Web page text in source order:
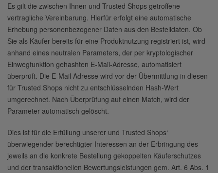
Es gilt die zwischen Ihnen und Trusted Shops getroffene
vertragliche Vereinbarung. Hierfür erfolgt eine automatische
Erhebung personenbezogener Daten aus den Bestelldaten. Ob
Sie als Käufer bereits für eine Produktnutzung registriert ist, wird
anhand eines neutralen Parameters, der per kryptologischer
Einwegfunktion gehashten E-Mail-Adresse, automatisiert
überprüft. Die E-Mail Adresse wird vor der Übermittlung in diesen
für Trusted Shops nicht zu entschlüsselnden Hash-Wert
umgerechnet. Nach Überprüfung auf einen Match, wird der
Parameter automatisch gelöscht.
Dies ist für die Erfüllung unserer und Trusted Shops‘
überwiegender berechtigter Interessen an der Erbringung des
jeweils an die konkrete Bestellung gekoppelten Käuferschutzes
und der transaktionellen Bewertungsleistungen gem. Art. 6 Abs. 1